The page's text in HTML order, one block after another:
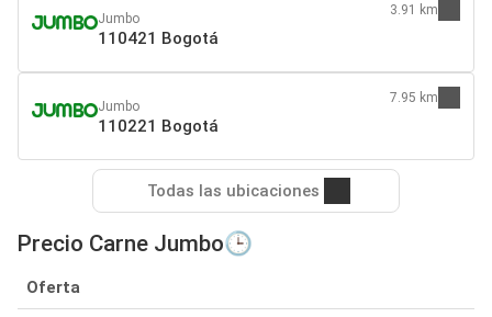
Jumbo
110421 Bogotá
3.91 km
Jumbo
110221 Bogotá
7.95 km
Todas las ubicaciones
Precio Carne Jumbo🕒
Oferta